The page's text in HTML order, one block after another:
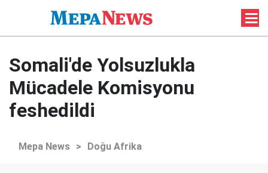
Somali'de Yolsuzlukla
Mücadele Komisyonu
feshedildi
Mepa News > Doğu Afrika